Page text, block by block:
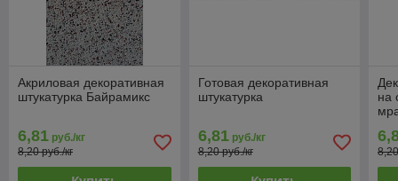
Акриловая декоративная
штукатурка Байрамикс
6,81 руб./кг
8,20 руб./кг
Готовая декоративная
штукатурка
6,81руб./кг
8,20 руб./кг
на